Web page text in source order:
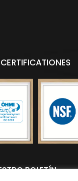
CERTIFICATIONES
BOLETÍN